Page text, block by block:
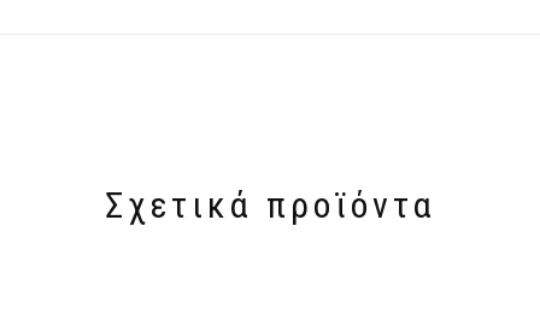
Σχετικά προϊόντα